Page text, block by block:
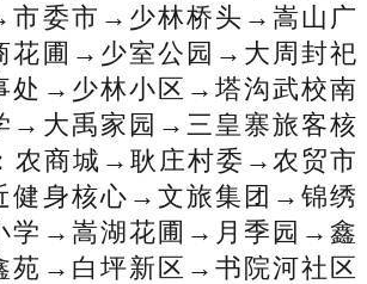
委市→少林桥头→嵩山广
圃→少室公园→大周封祀
处→少林小区→塔沟武校南
→大禹家园→三皇寨旅客核
农商城→耿庄村委→农贸市
健身核心→文旅集团→锦绣
学→嵩湖花圃→月季园→鑫
苑→白坪新区→书院河社区